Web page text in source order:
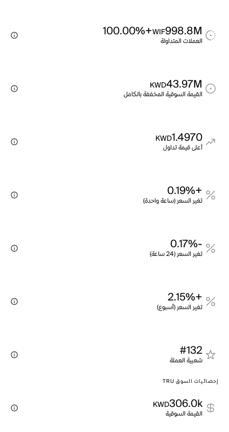
998.8M
WIF
+100.00%
العملات المتداولة
43.97M
KWD
القيمة السوقية المخففة بالكامل
1.4970
KWD
أعلى قيمة تداول
+0.19%
تغير السعر (ساعة واحدة)
-0.17%
تغير السعر (24 ساعة)
+2.15%
تغير السعر (أسبوع)
#132
شعبية العملة
إحصائيات السوق TRU
306.0k
KWD
القيمة السوقية